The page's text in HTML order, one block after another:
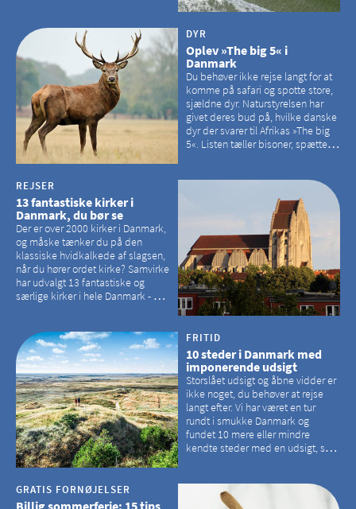
DYR
Oplev »The big 5« i
Danmark
Du behøver ikke rejse langt for at
komme på safari og spotte store,
sjældne dyr. Naturstyrelsen har
givet deres bud på, hvilke danske
dyr der svarer til Afrikas »The big
5«. Listen tæller bisoner, spættede
REJSER
13 fantastiske kirker i
Danmark, du bør se
Der er over 2000 kirker i Danmark,
og måske tænker du på den
klassiske hvidkalkede af slagsen,
når du hører ordet kirke? Samvirke
har udvalgt 13 fantastiske og
særlige kirker i hele Danmark - og
hvilke kirker, der er en omvej værd
FRITID
10 steder i Danmark med
imponerende udsigt
Storslået udsigt og åbne vidder er
ikke noget, du behøver at rejse
langt efter. Vi har været en tur
rundt i smukke Danmark og
fundet 10 mere eller mindre
kendte steder med en udsigt, som
GRATIS FORNØJELSER